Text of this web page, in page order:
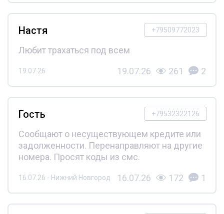
+79509772023
Настя
Любит трахаться под всем
19.07.26 19.07.26 261 2
+79532322126
Гость
Сообщают о несуществующем кредите или
задолженности. Перенаправляют на другие
номера. Просят коды из смс.
16.07.26 - Нижний Новгород 16.07.26 172 1